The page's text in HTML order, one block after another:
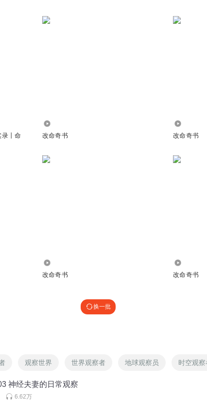
丨命
改命奇书 改命奇书
改命奇书 改命奇书
换一批
观察世界 世界观察者 地球观察员 时空观察
神经夫妻的日常观察
6.62万